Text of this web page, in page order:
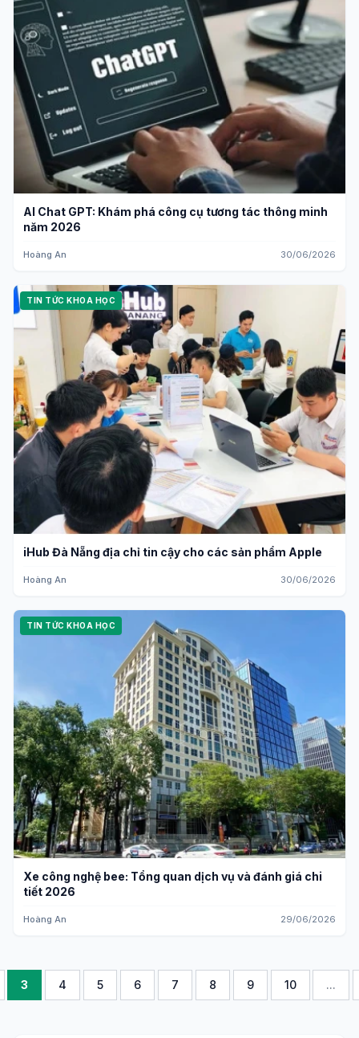
AI Chat GPT: Khám phá công cụ tương tác thông minh
năm 2026
Hoàng An 30/06/2026
TIN TỨC KHOA HỌC
iHub Đà Nẵng địa chỉ tin cậy cho các sản phẩm Apple
Hoàng An 30/06/2026
TIN TỨC KHOA HỌC
Xe công nghệ bee: Tổng quan dịch vụ và đánh giá chi
tiết 2026
Hoàng An 29/06/2026
3 4 5 6 7 8 9 10 ...